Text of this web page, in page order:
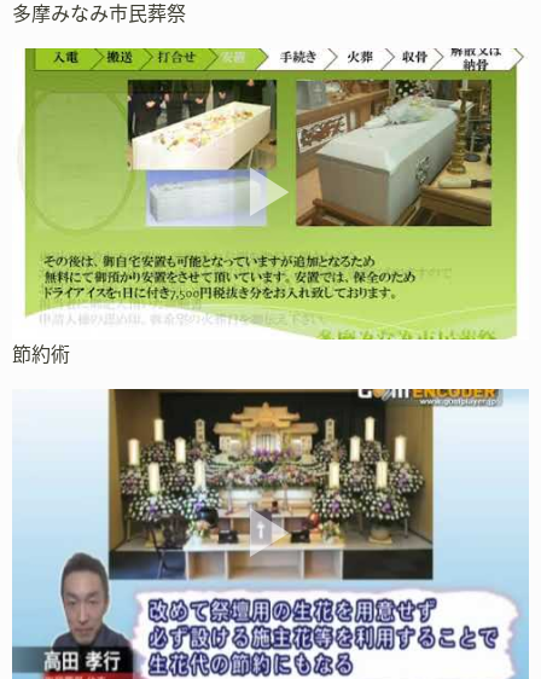
多摩みなみ市民葬祭
節約術